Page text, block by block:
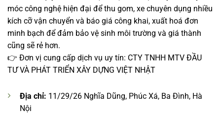
móc công nghệ hiện đại để thu gom, xe chuyên dụng nhiều
kích cỡ vận chuyển và báo giá công khai, xuất hoá đơn
minh bạch để đảm bảo vệ sinh môi trường và giá thành
cũng sẽ rẻ hơn.
👉 Đơn vị cung cấp dịch vụ uy tín: CTY TNHH MTV ĐẦU
TƯ VÀ PHÁT TRIỂN XÂY DỰNG VIỆT NHẬT
Địa chỉ: 11/29/26 Nghĩa Dũng, Phúc Xá, Ba Đình, Hà
Nội